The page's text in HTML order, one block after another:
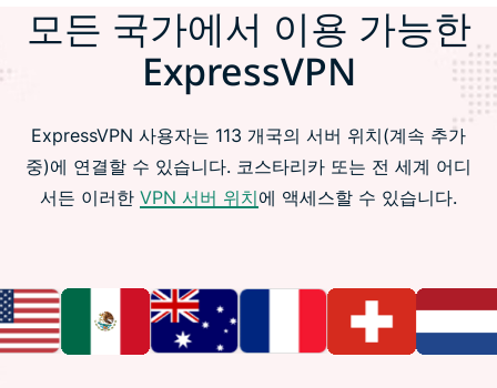
모든 국가에서 이용 가능한
ExpressVPN
ExpressVPN 사용자는 113 개국의 서버 위치(계속 추가
중)에 연결할 수 있습니다. 코스타리카 또는 전 세계 어디
서든 이러한 VPN 서버 위치에 액세스할 수 있습니다.